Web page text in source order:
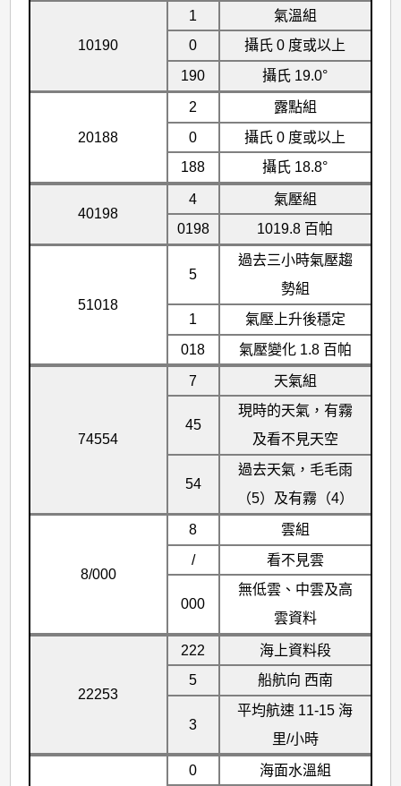
10190
1
氣溫組
0
攝氏 0 度或以上
190
攝氏 19.0°
20188
2
露點組
0
攝氏 0 度或以上
188
攝氏 18.8°
40198
4
氣壓組
0198
1019.8 百帕
51018
5
過去三小時氣壓趨
勢組
1
氣壓上升後穩定
018
氣壓變化 1.8 百帕
74554
7 天氣組
45
現時的天氣，有霧
及看不見天空
54
過去天氣，毛毛雨
（5）及有霧（4）
8/000
8
雲組
/
看不見雲
000
無低雲、中雲及高
雲資料
22253
222
海上資料段
5
船航向 西南
3
平均航速 11-15 海
里/小時
0
海面水溫組